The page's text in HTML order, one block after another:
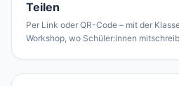
Teilen
Per Link oder QR-Code – mit der
Workshop, wo Schüler:innen